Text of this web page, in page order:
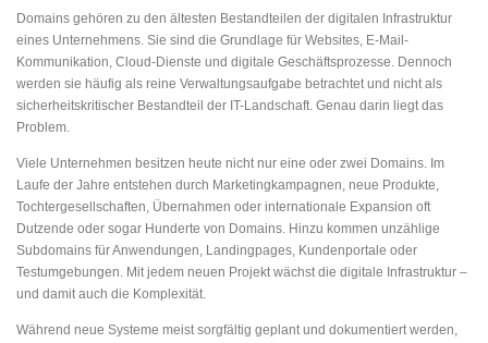
Domains gehören zu den ältesten Bestandteilen der digitalen Infrastruktur
eines Unternehmens. Sie sind die Grundlage für Websites, E-Mail-
Kommunikation, Cloud-Dienste und digitale Geschäftsprozesse. Dennoch
werden sie häufig als reine Verwaltungsaufgabe betrachtet und nicht als
sicherheitskritischer Bestandteil der IT-Landschaft. Genau darin liegt das
Problem.
Viele Unternehmen besitzen heute nicht nur eine oder zwei Domains. Im
Laufe der Jahre entstehen durch Marketingkampagnen, neue Produkte,
Tochtergesellschaften, Übernahmen oder internationale Expansion oft
Dutzende oder sogar Hunderte von Domains. Hinzu kommen unzählige
Subdomains für Anwendungen, Landingpages, Kundenportale oder
Testumgebungen. Mit jedem neuen Projekt wächst die digitale Infrastruktur –
und damit auch die Komplexität.
Während neue Systeme meist sorgfältig geplant und dokumentiert werden,